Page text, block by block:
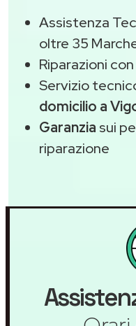
Assistenza
oltre 35
Riparazioni con
Servizio
domicilio a
Garanzia sui
riparazione